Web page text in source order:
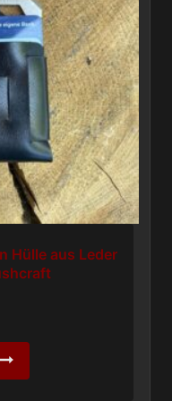
Hülle aus Leder